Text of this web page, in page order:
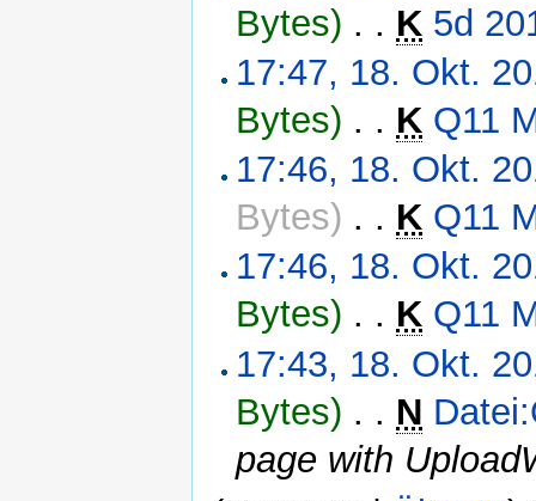
Bytes) . . K 5d
17:47, 18. Okt.
Bytes) . . K Q11
17:46, 18. Okt.
Bytes) . . K Q11
17:46, 18. Okt.
Bytes) . . K Q11
17:43, 18. Okt.
Bytes) . . N
page with